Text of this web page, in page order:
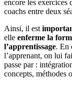
encore les exercices
coachs entre deux
Ainsi, il est
elle enferme la
l’apprentissage. En
l’apprenant, on lui
passe par :
concepts, méthodes